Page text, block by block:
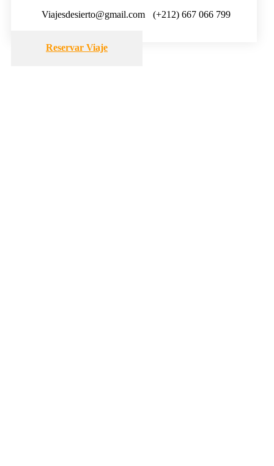
Viajesdesierto@gmail.com
(+212) 667 066 799
Reservar Viaje